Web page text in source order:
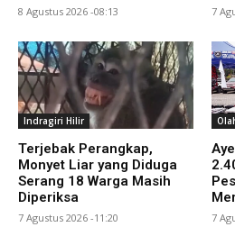
8 Agustus 2026 -08:13 7
Indragiri Hilir
Terjebak Perangkap,
Monyet Liar yang Diduga
Serang 18 Warga Masih
Diperiksa
7 Agustus 2026 -11:20 7